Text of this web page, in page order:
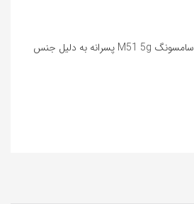
با توجه کیفیت ساخت و طراحی قاب M51 لب های گوشی بطور کامل در درون قاب جای میگیرد و به همین دلیل همیچگونه گرد و غبار یا آب داخل گوشی شما وارد نمیشود.قیمت کاور گوشی سامسونگ M51 5g پسرانه به دلیل جنس